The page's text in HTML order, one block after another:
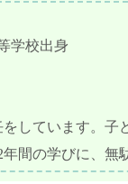
学校出身
しています。子
間の学びに、無